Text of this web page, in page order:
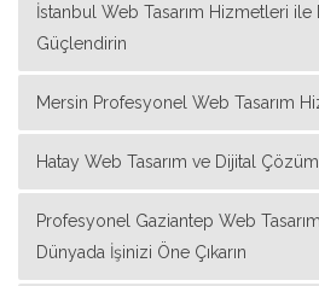
İstanbul Web Tasarım Hizmetleri ile
Güçlendirin
Mersin Profesyonel Web Tasarım
Hatay Web Tasarım ve Dijital
Profesyonel Gaziantep Web
Dünyada İşinizi Öne Çıkarın